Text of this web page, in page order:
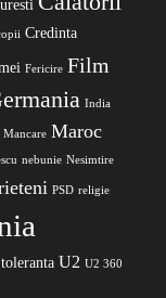
Credinta
Fericire Film
India
Mancare Maroc
nebunie Nesimtire
PSD religie
toleranta U2 U2 360